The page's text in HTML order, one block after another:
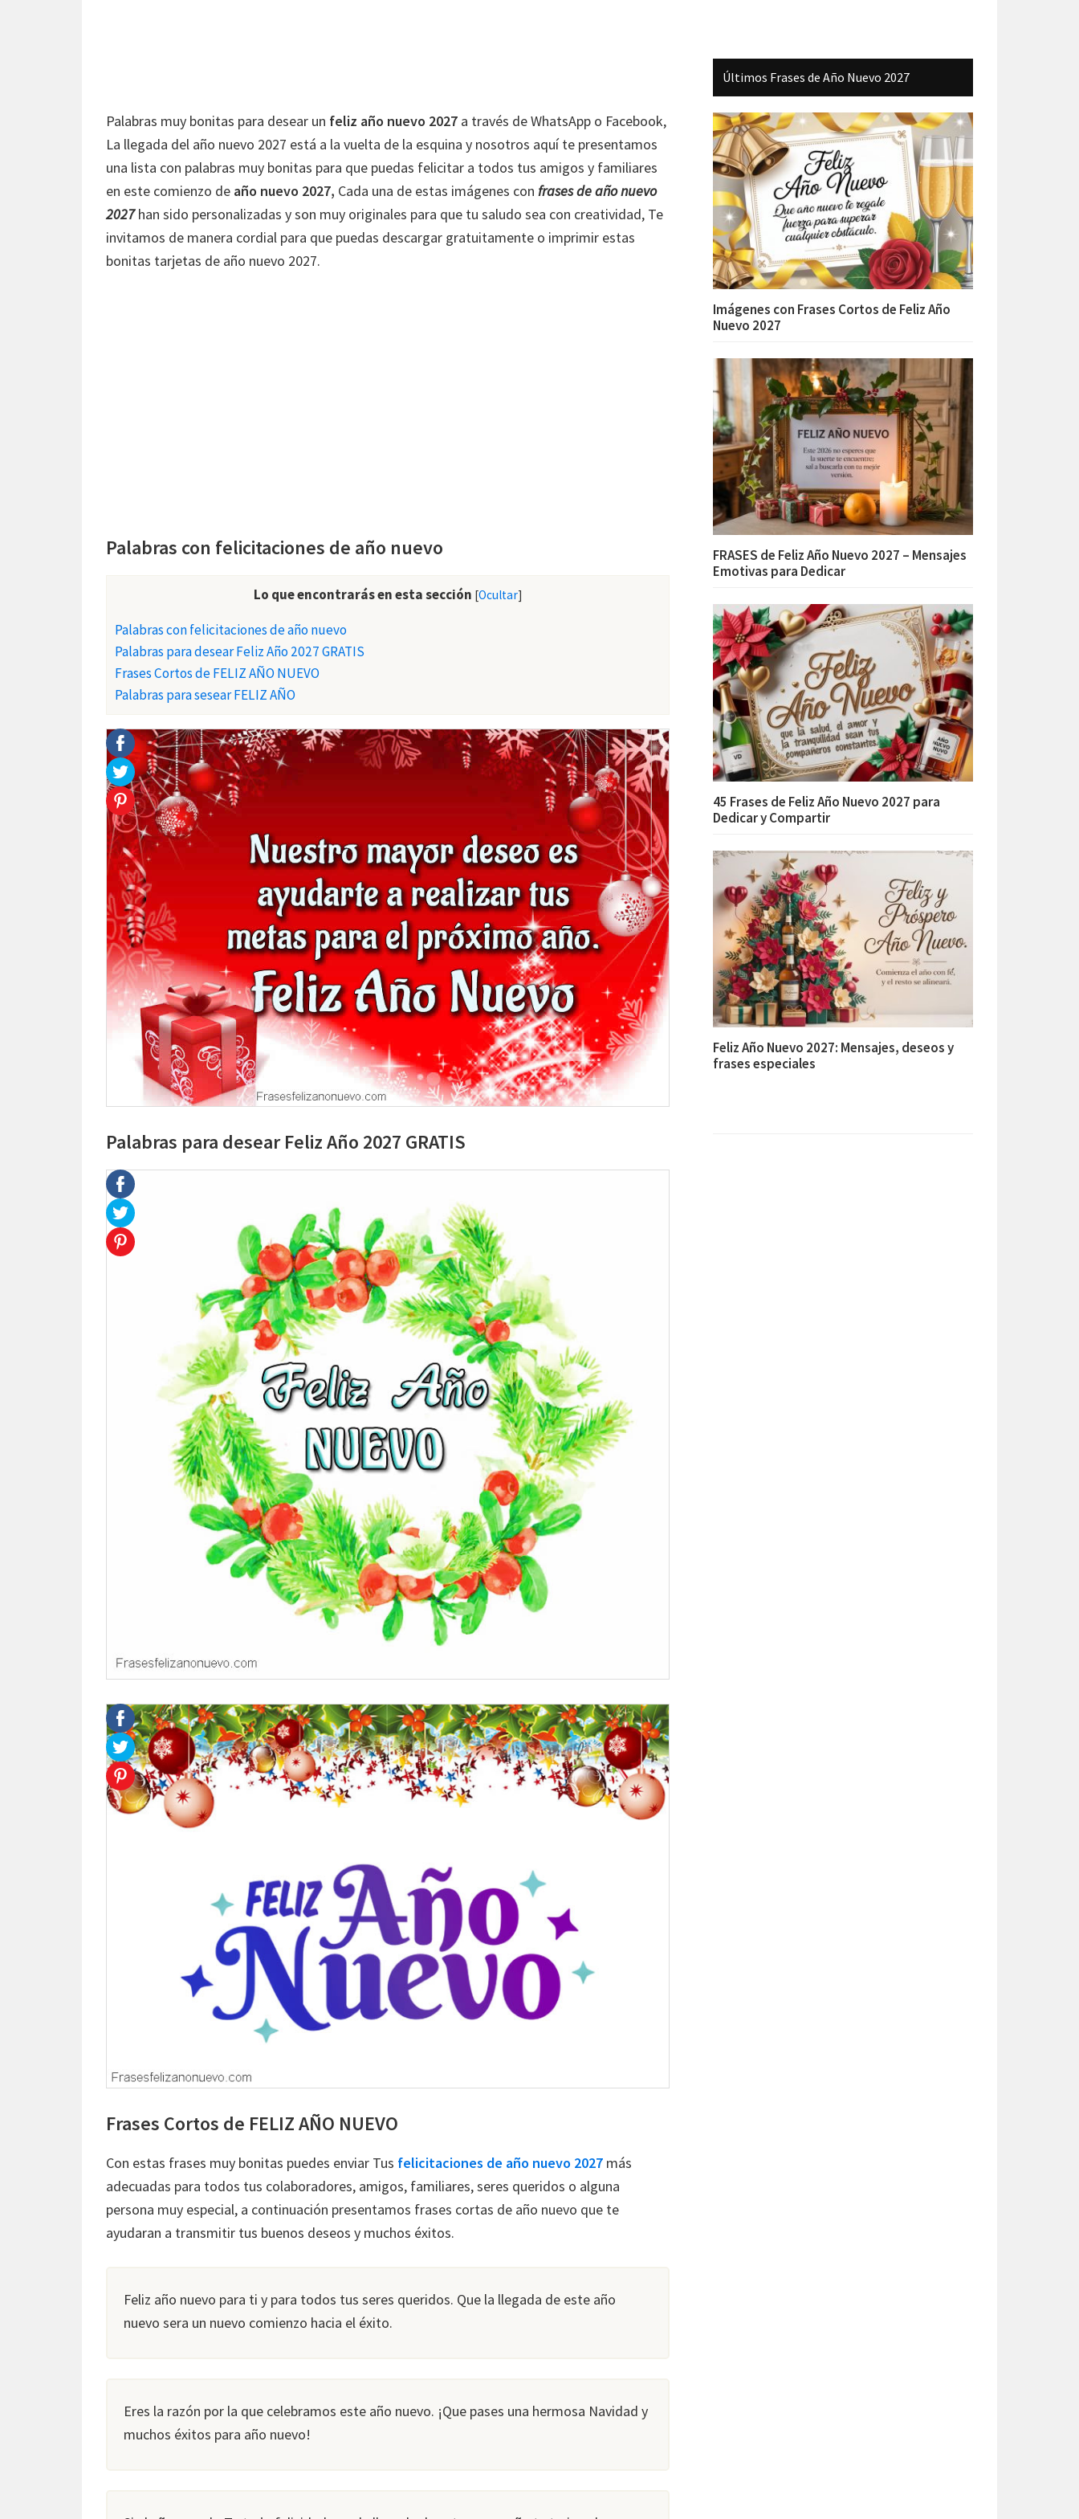
Palabras muy bonitas para desear un feliz año nuevo 2027 a través de WhatsApp o Facebook,
La llegada del año nuevo 2027 está a la vuelta de la esquina y nosotros aquí te presentamos
una lista con palabras muy bonitas para que puedas felicitar a todos tus amigos y familiares
en este comienzo de año nuevo 2027, Cada una de estas imágenes con frases de año nuevo
2027han sido personalizadas y son muy originales para que tu saludo sea con creatividad, Te
invitamos de manera cordial para que puedas descargar gratuitamente o imprimir estas
bonitas tarjetas de año nuevo 2027.
Palabras con felicitaciones de año nuevo
Lo que encontrarás en esta sección [Ocultar]
Palabras con felicitaciones de año nuevo
Palabras para desear Feliz Año 2027 GRATIS
Frases Cortos de FELIZ AÑO NUEVO
Palabras para sesear FELIZ AÑO
Palabras para desear Feliz Año 2027 GRATIS
Frases Cortos de FELIZ AÑO NUEVO
Con estas frases muy bonitas puedes enviar Tus felicitaciones de año nuevo 2027 más
adecuadas para todos tus colaboradores, amigos, familiares, seres queridos o alguna
persona muy especial, a continuación presentamos frases cortas de año nuevo que te
ayudaran a transmitir tus buenos deseos y muchos éxitos.
Feliz año nuevo para ti y para todos tus seres queridos. Que la llegada de este año
nuevo sera un nuevo comienzo hacia el éxito.
Eres la razón por la que celebramos este año nuevo. ¡Que pases una hermosa Navidad y
muchos éxitos para año nuevo!
Últimos Frases de Año Nuevo 2027
Imágenes con Frases Cortos de Feliz Año
Nuevo 2027
FRASES de Feliz Año Nuevo 2027 – Mensajes
Emotivas para Dedicar
45 Frases de Feliz Año Nuevo 2027 para
Dedicar y Compartir
Feliz Año Nuevo 2027: Mensajes, deseos y
frases especiales